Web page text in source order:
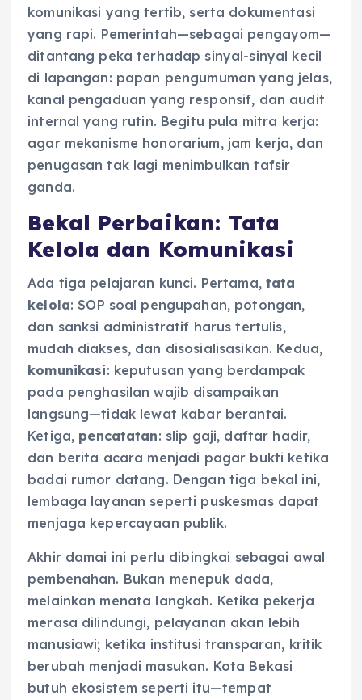
komunikasi yang tertib, serta dokumentasi
yang rapi. Pemerintah—sebagai pengayom—
ditantang peka terhadap sinyal-sinyal kecil
di lapangan: papan pengumuman yang jelas,
kanal pengaduan yang responsif, dan audit
internal yang rutin. Begitu pula mitra kerja:
agar mekanisme honorarium, jam kerja, dan
penugasan tak lagi menimbulkan tafsir
ganda.
Bekal Perbaikan: Tata
Kelola dan Komunikasi
Ada tiga pelajaran kunci. Pertama,tata
kelola: SOP soal pengupahan, potongan,
dan sanksi administratif harus tertulis,
mudah diakses, dan disosialisasikan. Kedua,
komunikasi: keputusan yang berdampak
pada penghasilan wajib disampaikan
langsung—tidak lewat kabar berantai.
Ketiga, pencatatan: slip gaji, daftar hadir,
dan berita acara menjadi pagar bukti ketika
badai rumor datang. Dengan tiga bekal ini,
lembaga layanan seperti puskesmas dapat
menjaga kepercayaan publik.
Akhir damai ini perlu dibingkai sebagai awal
pembenahan. Bukan menepuk dada,
melainkan menata langkah. Ketika pekerja
merasa dilindungi, pelayanan akan lebih
manusiawi; ketika institusi transparan, kritik
berubah menjadi masukan. Kota Bekasi
butuh ekosistem seperti itu—tempat